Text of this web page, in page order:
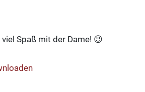
Spaß mit der Dame! 😉